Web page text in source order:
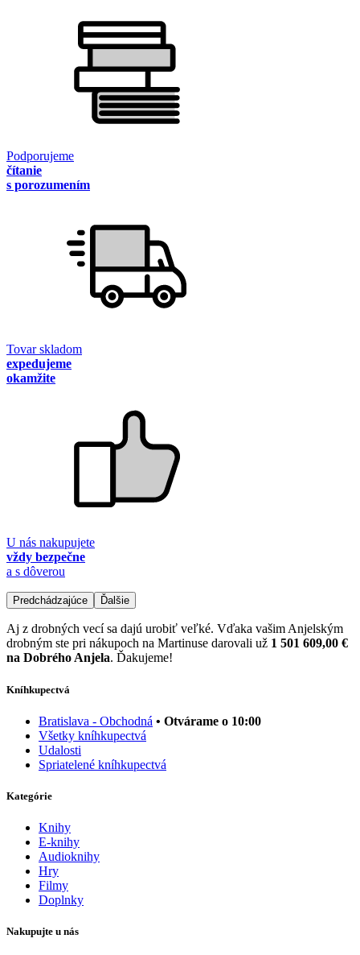
Podporujeme
čítanie
s porozumením
Tovar skladom
expedujeme
okamžite
U nás nakupujete
vždy bezpečne
a s dôverou
Predchádzajúce Ďalšie
Aj z drobných vecí sa dajú urobiť veľké. Vďaka vašim Anjelským
drobným ste pri nákupoch na Martinuse darovali už 1 501 609,00 €
na Dobrého Anjela. Ďakujeme!
Kníhkupectvá
Bratislava - Obchodná • Otvárame o 10:00
Všetky kníhkupectvá
Udalosti
Spriatelené kníhkupectvá
Kategórie
Knihy
E-knihy
Audioknihy
Hry
Filmy
Doplnky
Nakupujte u nás